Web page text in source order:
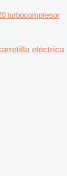
turbocompresor
eléctrica